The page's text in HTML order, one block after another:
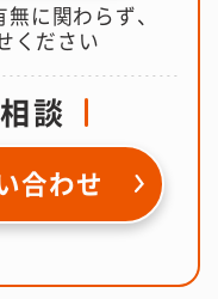
に関わらず、
ください
談
合わせ